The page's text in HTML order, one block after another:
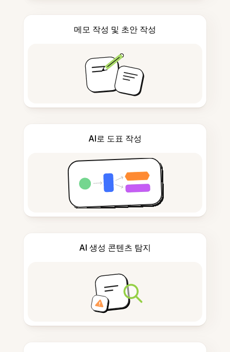
메모 작성 및 초안 작성
AI로 도표 작성
AI 생성 콘텐츠 탐지